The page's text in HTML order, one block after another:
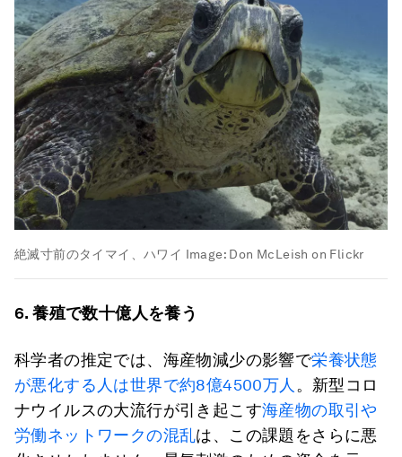
絶滅寸前のタイマイ、ハワイ Image: Don McLeish on Flickr
6.養殖で数十億人を養う
科学者の推定では、海産物減少の影響で栄養状態
が悪化する人は世界で約8億4500万人 。新型コロ
ナウイルスの大流行が引き起こす海産物の取引や
労働ネットワークの混乱は、この課題をさらに悪